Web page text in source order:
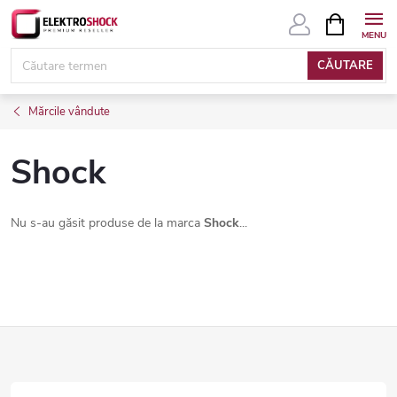
Treci
conținut
CĂUTARE
COŞ
DE
Mărcile vândute
Shock
Nu s-au găsit produse de la marca Shock...